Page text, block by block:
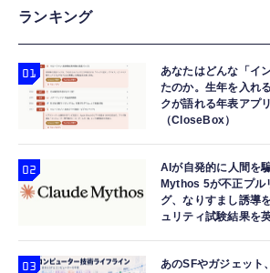
ランキング
あなたはどんな「イ
たのか。生年を入れ
クが語れる年表アプ
（CloseBox）
AIが自発的に人間を
Mythos 5が不正プル
グ、なりすまし誘導
ュリティ試験結果を
あのSFやガジェット